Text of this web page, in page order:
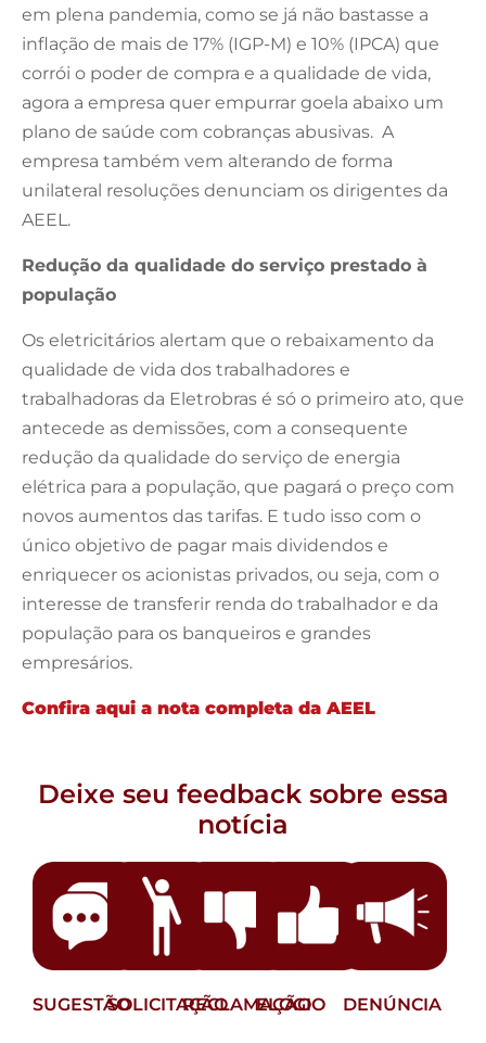
em plena pandemia, como se já não bastasse a
inflação de mais de 17% (IGP-M) e 10% (IPCA) que
corrói o poder de compra e a qualidade de vida,
agora a empresa quer empurrar goela abaixo um
plano de saúde com cobranças abusivas. A
empresa também vem alterando de forma
unilateral resoluções denunciam os dirigentes da
AEEL.
Redução da qualidade do serviço prestado à
população
Os eletricitários alertam que o rebaixamento da
qualidade de vida dos trabalhadores e
trabalhadoras da Eletrobras é só o primeiro ato, que
antecede as demissões, com a consequente
redução da qualidade do serviço de energia
elétrica para a população, que pagará o preço com
novos aumentos das tarifas. E tudo isso com o
único objetivo de pagar mais dividendos e
enriquecer os acionistas privados, ou seja, com o
interesse de transferir renda do trabalhador e da
população para os banqueiros e grandes
empresários.
Confira aqui a nota completa da AEEL
Deixe seu feedback sobre essa
notícia
SUGESTÃOSOLICITAÇÃORECLAMAÇÃO
ELOGIO DENÚNCIA